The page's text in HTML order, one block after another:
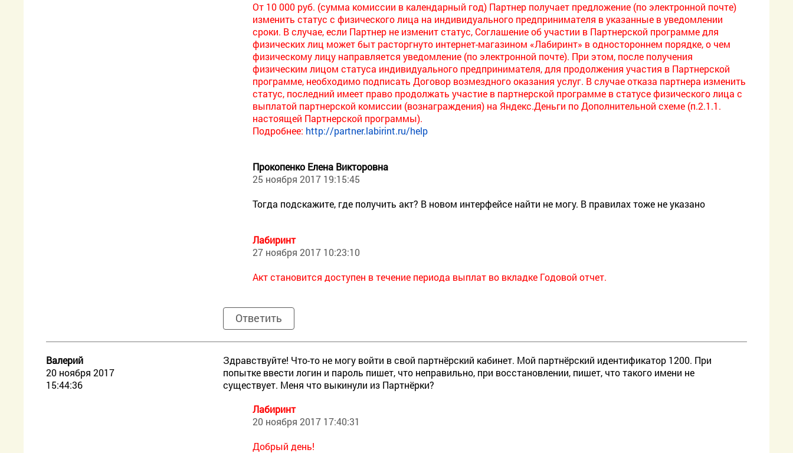
От 10 000 руб. (сумма комиссии в календарный год) Партнер получает предложение (по электронной почте)
изменить статус с физического лица на индивидуального предпринимателя в указанные в уведомлении
сроки. В случае, если Партнер не изменит статус, Соглашение об участии в Партнерской программе для
физических лиц может быт расторгнуто интернет-магазином «Лабиринт» в одностороннем порядке, о чем
физическому лицу направляется уведомление (по электронной почте). При этом, после получения
физическим лицом статуса индивидуального предпринимателя, для продолжения участия в Партнерской
программе, необходимо подписать Договор возмездного оказания услуг. В случае отказа партнера изменить
статус, последний имеет право продолжать участие в партнерской программе в статусе физического лица с
выплатой партнерской комиссии (вознаграждения) на Яндекс.Деньги по Дополнительной схеме (п.2.1.1.
настоящей Партнерской программы).
Подробнее: http://partner.labirint.ru/help
Прокопенко Елена Викторовна
25 ноября 2017 19:15:45
Тогда подскажите, где получить акт? В новом интерфейсе найти не могу. В правилах тоже не указано
Лабиринт
27 ноября 2017 10:23:10
Акт становится доступен в течение периода выплат во вкладке Годовой отчет.
Ответить
Валерий
20 ноября 2017
15:44:36
Здравствуйте! Что-то не могу войти в свой партнёрский кабинет. Мой партнёрский идентификатор 1200. При
попытке ввести логин и пароль пишет, что неправильно, при восстановлении, пишет, что такого имени не
существует. Меня что выкинули из Партнёрки?
Лабиринт
20 ноября 2017 17:40:31
Добрый день!